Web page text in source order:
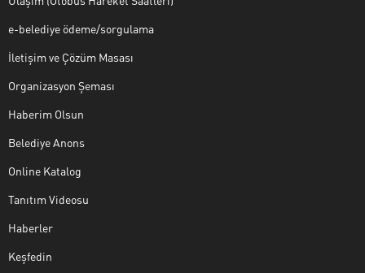
e-belediye ödeme/sorgulama
İletişim ve Çözüm Masası
Organizasyon Şeması
Haberim Olsun
Belediye Anons
Online Katalog
Tanıtım Videosu
Haberler
Keşfedin